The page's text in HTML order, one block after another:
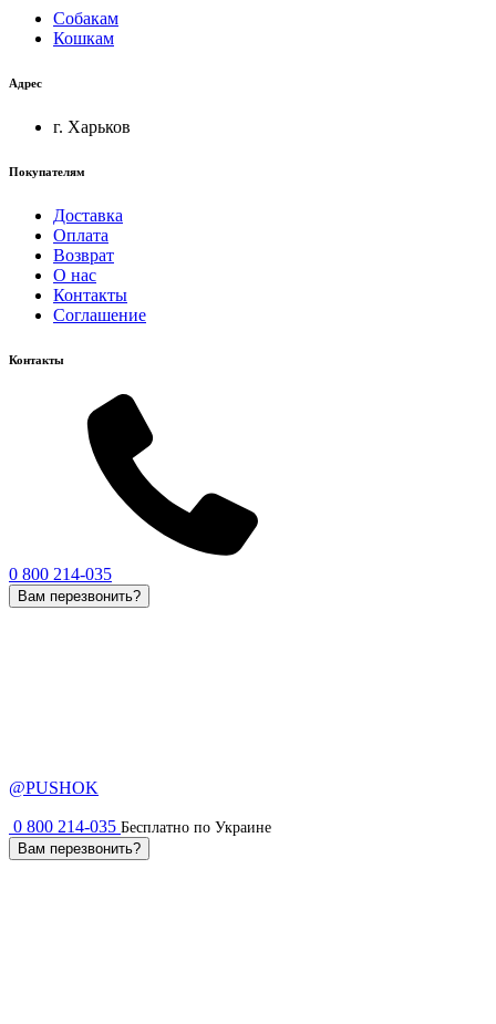
Собакам
Кошкам
Адрес
г. Харьков
Покупателям
Доставка
Оплата
Возврат
О нас
Контакты
Соглашение
Контакты
0 800 214-035
Вам перезвонить?
@PUSHOK
0 800 214-035 Бесплатно по Украине
Вам перезвонить?